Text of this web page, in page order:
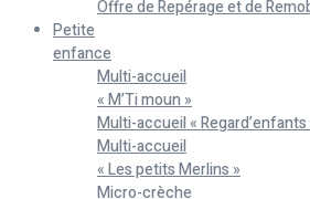
Offre de Repérage et de
Petite
enfance
Multi-accueil
« M’Ti moun »
Multi-accueil « Regard’enfants
Multi-accueil
« Les petits Merlins »
Micro-crèche